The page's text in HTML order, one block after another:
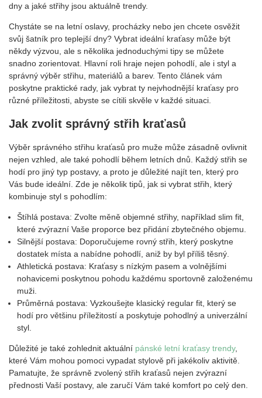
dny a jaké střihy jsou aktuálně trendy.
Chystáte se na letní oslavy, procházky nebo jen chcete osvěžit
svůj šatník pro teplejší dny? Vybrat ideální kraťasy může být
někdy výzvou, ale s několika jednoduchými tipy se můžete
snadno zorientovat. Hlavní roli hraje nejen pohodlí, ale i styl a
správný výběr střihu, materiálů a barev. Tento článek vám
poskytne praktické rady, jak vybrat ty nejvhodnější kraťasy pro
různé příležitosti, abyste se cítili skvěle v každé situaci.
Jak zvolit správný střih kraťasů
Výběr správného střihu kraťasů pro muže může zásadně ovlivnit
nejen vzhled, ale také pohodlí během letních dnů. Každý střih se
hodí pro jiný typ postavy, a proto je důležité najít ten, který pro
Vás bude ideální. Zde je několik tipů, jak si vybrat střih, který
kombinuje styl s pohodlím:
Štíhlá postava: Zvolte měně objemné střihy, například slim fit,
které zvýrazní Vaše proporce bez přidání zbytečného objemu.
Silnější postava: Doporučujeme rovný střih, který poskytne
dostatek místa a nabídne pohodlí, aniž by byl příliš těsný.
Athletická postava: Kraťasy s nízkým pasem a volnějšími
nohavicemi poskytnou pohodu každému sportovně založenému
muži.
Průměrná postava: Vyzkoušejte klasický regular fit, který se
hodí pro většinu příležitostí a poskytuje pohodlný a univerzální
styl.
Důležité je také zohlednit aktuální pánské letní kraťasy trendy,
které Vám mohou pomoci vypadat stylově při jakékoliv aktivitě.
Pamatujte, že správně zvolený střih kraťasů nejen zvýrazní
přednosti Vaší postavy, ale zaručí Vám také komfort po celý den.